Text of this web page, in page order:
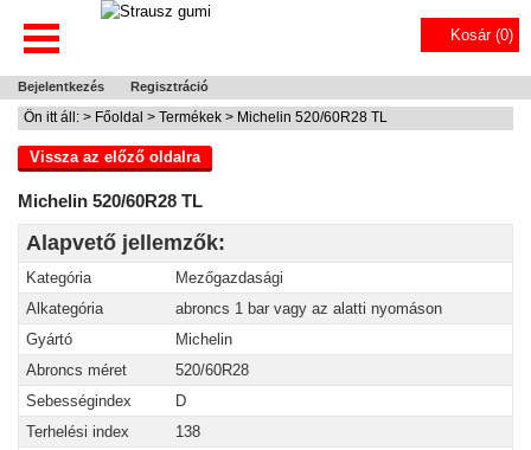
Kosár (0)
Bejelentkezés Regisztráció
Ön itt áll: > Főoldal > Termékek > Michelin 520/60R28 TL
Vissza az előző oldalra
Michelin 520/60R28 TL
Alapvető jellemzők:
Kategória
Mezőgazdasági
Alkategória
abroncs 1 bar vagy az alatti nyomáson
Gyártó
Michelin
Abroncs méret
520/60R28
Sebességindex
D
Terhelési index
138